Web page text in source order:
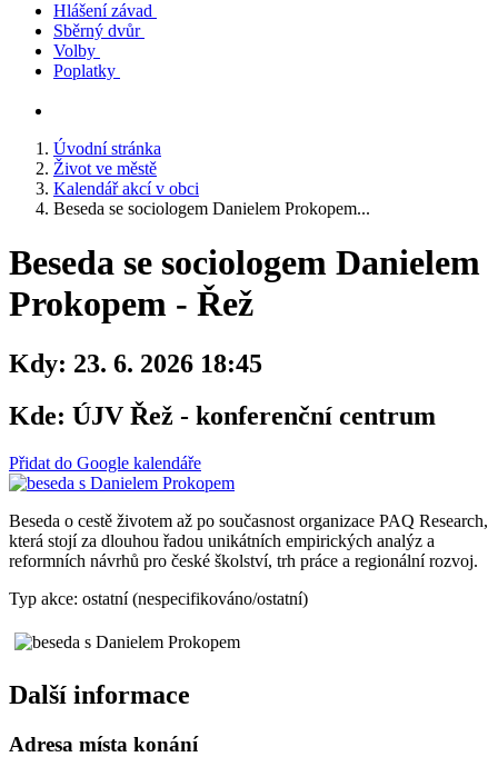
Hlášení závad
Sběrný dvůr
Volby
Poplatky
Úvodní stránka
Život ve městě
Kalendář akcí v obci
Beseda se sociologem Danielem Prokopem...
Beseda se sociologem Danielem
Prokopem - Řež
Kdy: 23. 6. 2026 18:45
Kde: ÚJV Řež - konferenční centrum
Přidat do Google kalendáře
Beseda o cestě životem až po současnost organizace PAQ Research,
která stojí za dlouhou řadou unikátních empirických analýz a
reformních návrhů pro české školství, trh práce a regionální rozvoj.
Typ akce: ostatní (nespecifikováno/ostatní)
Další informace
Adresa místa konání